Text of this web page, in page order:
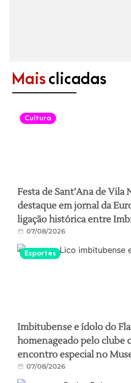
Mais clicadas
Cultura
Festa de Sant’Ana de Vila
destaque em jornal da
ligação histórica entre
07/08/2026
Esportes
Imbitubense e ídolo do
homenageado pelo clube
encontro especial no
07/08/2026